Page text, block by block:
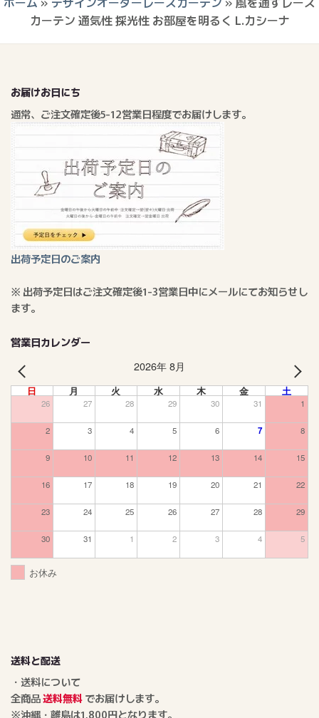
カーテン 通気性 採光性 お部屋を明るく L.カシーナ
お届けお日にち
通常、ご注文確定後5-12営業日程度でお届けします。
出荷予定日のご案内
※ 出荷予定日はご注文確定後1-3営業日中にメールにてお知らせし
ます。
営業日カレンダー
2026年 8月
日 月 火 水 木 金 土
26 27 28 29 30 31 1
2 3 4 5 6 7 8
9 10 11 12 13 14 15
16 17 18 19 20 21 22
23 24 25 26 27 28 29
30 31 1 2 3 4 5
お休み
送料と配送
・送料について
全商品送料無料でお届けします。
※沖縄・離島は1,800円となります。